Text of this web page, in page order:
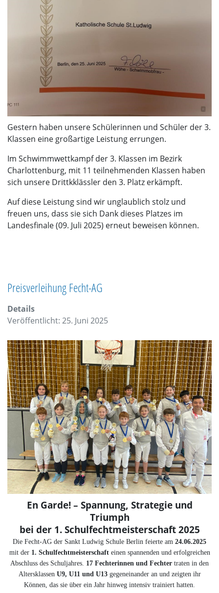
Gestern haben unsere Schülerinnen und Schüler der 3.
Klassen eine großartige Leistung errungen.
Im Schwimmwettkampf der 3. Klassen im Bezirk
Charlottenburg, mit 11 teilnehmenden Klassen haben
sich unsere Drittkklässler den 3. Platz erkämpft.
Auf diese Leistung sind wir unglaublich stolz und
freuen uns, dass sie sich Dank dieses Platzes im
Landesfinale (09. Juli 2025) erneut beweisen können.
Preisverleihung Fecht-AG
Details
Veröffentlicht: 25. Juni 2025
En Garde! – Spannung, Strategie und
Triumph
bei der 1. Schulfechtmeisterschaft 2025
Die Fecht-AG der Sankt Ludwig Schule Berlin feierte am 24.06.2025
mit der 1. Schulfechtmeisterschaft einen spannenden und erfolgreichen
Abschluss des Schuljahres. 17 Fechterinnen und Fechter traten in den
Altersklassen U9, U11 und U13gegeneinander an und zeigten ihr
Können, das sie über ein Jahr hinweg intensiv trainiert hatten.